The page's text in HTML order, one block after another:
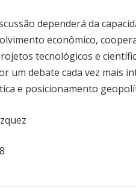
dependerá da
econômico,
tecnológicos e
um debate cada vez mais
e posicionamento